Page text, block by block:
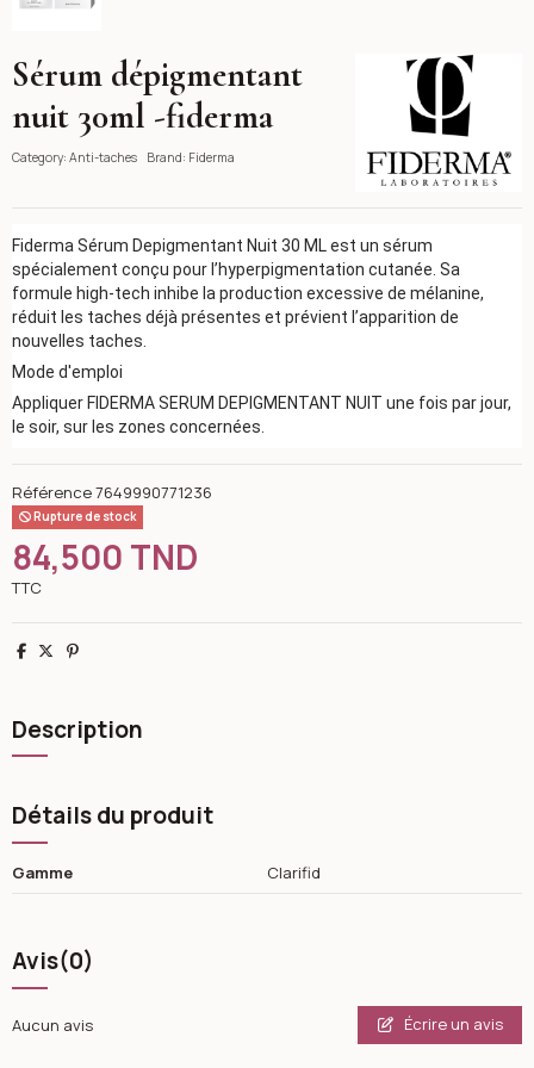
Fiderma
Sérum dépigmentant
nuit 30ml -fiderma
Category: Anti-taches Brand: Fiderma
Fiderma Sérum Depigmentant Nuit 30 ML est un sérum
spécialement conçu pour l’hyperpigmentation cutanée. Sa
formule high-tech inhibe la production excessive de mélanine,
réduit les taches déjà présentes et prévient l’apparition de
nouvelles taches.
Mode d'emploi
Appliquer FIDERMA SERUM DEPIGMENTANT NUIT une fois par jour,
le soir, sur les zones concernées.
Référence7649990771236
Rupture de stock
84,500 TND
TTC
Partager
TweetPinterest
Description
Détails du produit
Gamme Clarifid
Avis(0)
Aucun avis Écrire un avis